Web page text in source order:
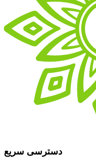
دسترسی سریع